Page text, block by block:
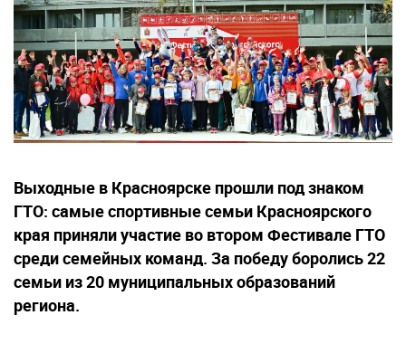
Выходные в Красноярске прошли под знаком
ГТО: самые спортивные семьи Красноярского
края приняли участие во втором Фестивале ГТО
среди семейных команд. За победу боролись 22
семьи из 20 муниципальных образований
региона.